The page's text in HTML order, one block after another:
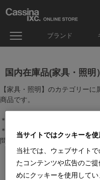
ブランド
国内在庫品(家具・照明）
【家具・照明】のカテゴリー
商品です。
＊絞り込み機能で商品検索する
＊全店舗で在庫を共有してお
問い合わせください。
当サイトではクッキーを
当社では、ウェブサイト
たコンテンツや広告のご
めにクッキーを使用して